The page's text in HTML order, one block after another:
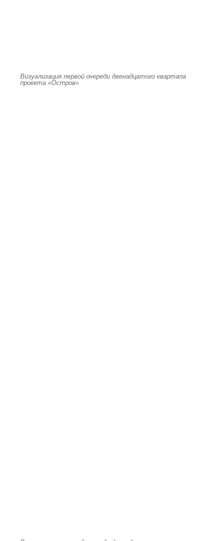
Визуализация первой очереди двенадцатого квартала
проекта «Остров»